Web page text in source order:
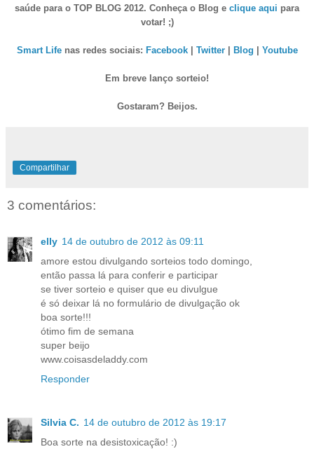
saúde para o TOP BLOG 2012. Conheça o Blog e clique aqui para
votar! ;)
Smart Lifenas redes sociais: Facebook| Twitter| Blog Youtube
Em breve lanço sorteio!
Gostaram? Beijos.
Compartilhar
3 comentários:
elly 14 de outubro de 2012 às 09:11
amore estou divulgando sorteios todo domingo,
então passa lá para conferir e participar
se tiver sorteio e quiser que eu divulgue
é só deixar lá no formulário de divulgação ok
boa sorte!!!
ótimo fim de semana
super beijo
www.coisasdeladdy.com
Responder
Silvia C. 14 de outubro de 2012 às 19:17
Boa sorte na desistoxicação! :)